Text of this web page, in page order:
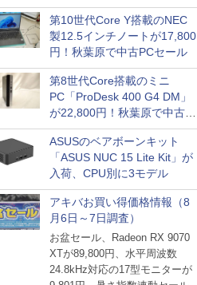
木製パネルや背面コネクタ対
応トレイなど
第10世代Core Y搭載のNEC
製12.5インチノートが17,800
円！秋葉原で中古PCセール
第8世代Core搭載のミニ
PC「ProDesk 400 G4 DM」
が22,800円！秋葉原で中古
PCセール
ASUSのベアボーンキット
「ASUS NUC 15 Lite Kit」が
入荷、CPU別に3モデル
アキバお買い得価格情報（8
月6日～7日調査）
お盆セール、Radeon RX 9070
XTが89,800円、水平周波数
24.8kHz対応の17型モニターが